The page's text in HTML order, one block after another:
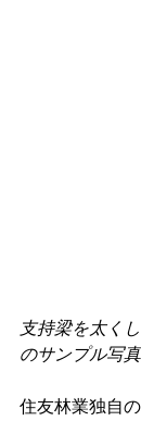
支持梁を太く
のサンプル写
住友林業独自